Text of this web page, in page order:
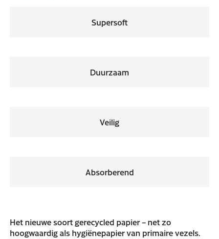
Supersoft
Duurzaam
Veilig
Absorberend
Het nieuwe soort gerecycled papier – net zo
hoogwaardig als hygiënepapier van primaire vezels.